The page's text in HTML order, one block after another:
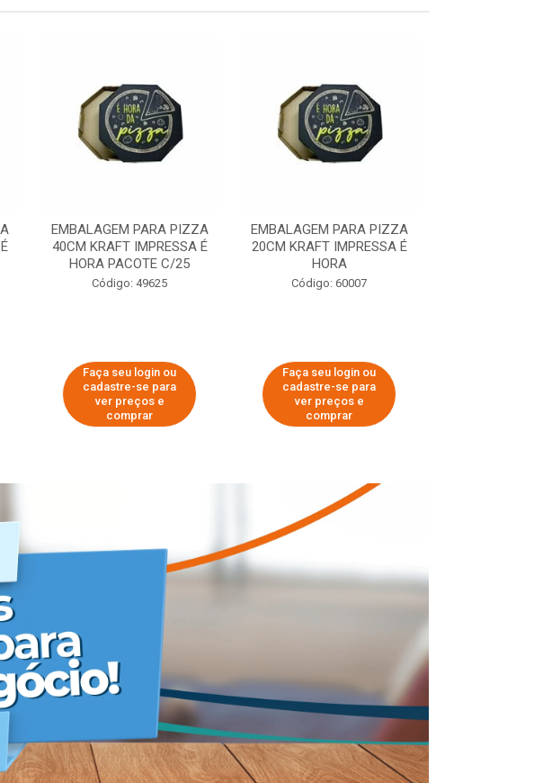
EMBALAGEM PARA PIZZA
40CM KRAFT IMPRESSA É
HORA PACOTE C/25
Código: 49625
Faça seu login ou
cadastre-se para
ver preços e
comprar
EMBALAGEM PARA PIZZA
20CM KRAFT IMPRESSA É
HORA
Código: 60007
Faça seu login ou
cadastre-se para
ver preços e
comprar